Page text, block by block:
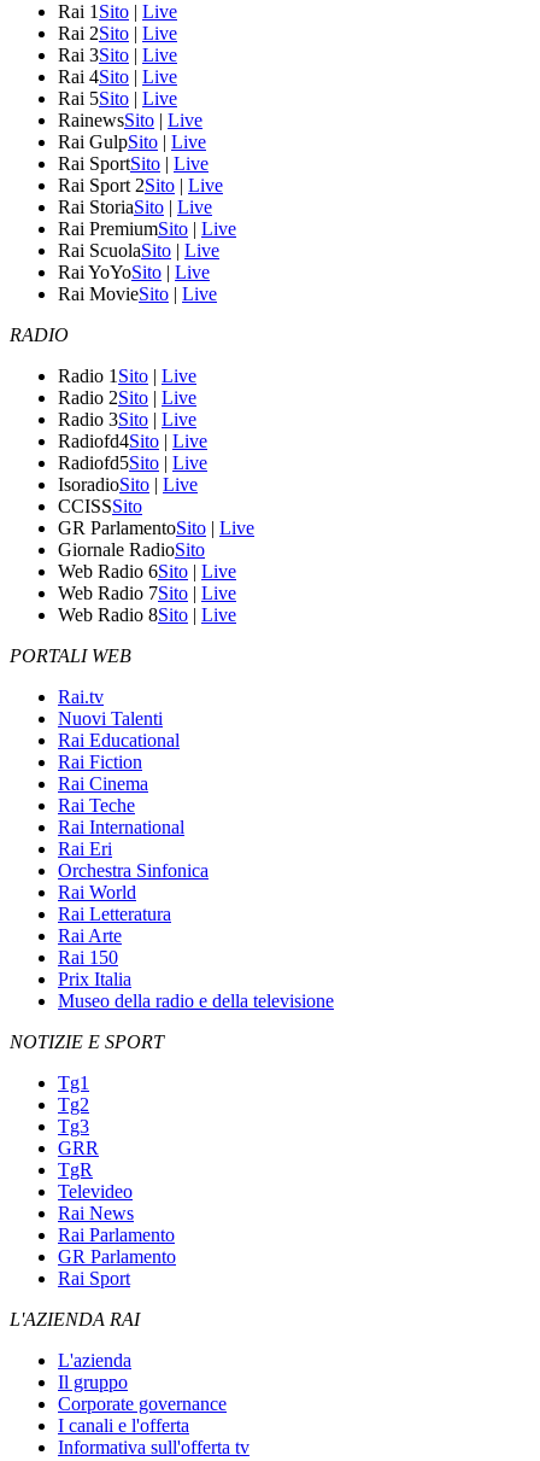
Rai 1 Sito | Live
Rai 2Sito | Live
Rai 3Sito | Live
Rai 4Sito | Live
Rai 5Sito | Live
RainewsSito | Live
Rai GulpSito | Live
Rai SportSito | Live
Rai Sport 2Sito | Live
Rai StoriaSito | Live
Rai PremiumSito | Live
Rai ScuolaSito | Live
Rai YoYoSito | Live
Rai MovieSito | Live
RADIO
Radio 1 Sito | Live
Radio 2Sito | Live
Radio 3Sito | Live
Radiofd4Sito | Live
Radiofd5Sito | Live
IsoradioSito | Live
CCISSSito
GR ParlamentoSito | Live
Giornale RadioSito
Web Radio 6Sito | Live
Web Radio 7Sito | Live
Web Radio 8Sito | Live
PORTALI WEB
Rai.tv
Nuovi Talenti
Rai Educational
Rai Fiction
Rai Cinema
Rai Teche
Rai International
Rai Eri
Orchestra Sinfonica
Rai World
Rai Letteratura
Rai Arte
Rai 150
Prix Italia
Museo della radio e della televisione
NOTIZIE E SPORT
Tg1
Tg2
Tg3
GRR
TgR
Televideo
Rai News
Rai Parlamento
GR Parlamento
Rai Sport
L'AZIENDA RAI
L'azienda
Il gruppo
Corporate governance
I canali e l'offerta
Informativa sull'offerta tv